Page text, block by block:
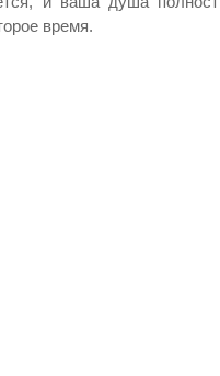
время.